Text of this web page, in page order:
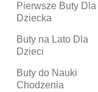
Pierwsze Buty Dla
Dziecka
Buty na Lato Dla
Dzieci
Buty do Nauki
Chodzenia